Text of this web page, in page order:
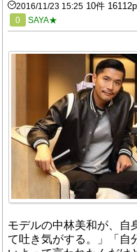
2016/11/23 15:25 10件
0 SAYA★
モデルの中林美和が、自
て吐き気がする。」「自